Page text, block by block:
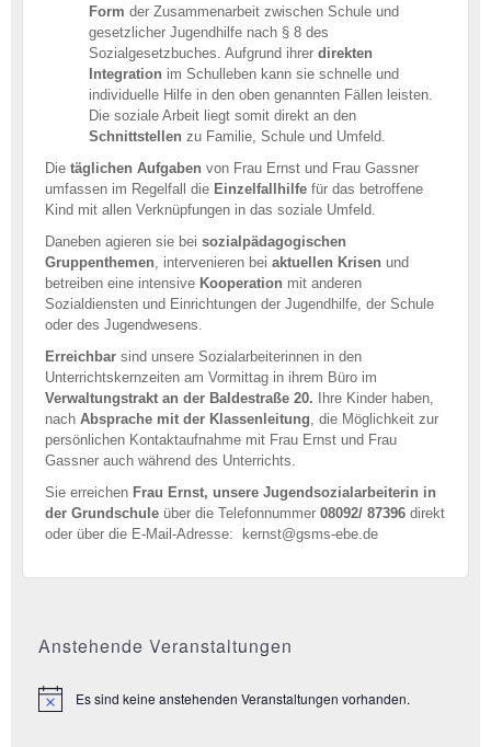
Form der Zusammenarbeit zwischen Schu­­le und
gesetzlicher Jugendhilfe nach § 8 des
Sozialgesetzbuches. Aufgrund ihrer direk­ten
Integration im Schulleben kann sie schnelle und
individuelle Hilfe in den oben ge­nann­ten Fällen leisten.
Die soziale Arbeit liegt somit direkt an den
Schnittstellen zu Familie, Schu­le und Umfeld.
Die täglichen Aufgaben von Frau Ernst und Frau Gassner
umfassen im Regelfall die Einzelfallhilfe für das betroffene
Kind mit allen Verknüpfungen in das soziale Umfeld.
Daneben agieren sie bei sozial­päda­gogischen
Gruppenthemen, intervenieren bei aktuellen Krisen und
betreiben eine in­ten­sive Koo­pe­ration mit anderen
Sozialdiensten und Einrich­tungen der Jugendhilfe, der Schule
oder des Jugendwesens.
Erreichbar sind unsere Sozialarbeiterinnen in den
Unterrichtskernzeiten am Vormittag in ihrem Büro im
Verwaltungstrakt an der Baldestraße 20. Ihre Kinder haben,
nach Absprache mit der Klassenleitung, die Möglichkeit zur
persönlichen Kontaktaufnahme mit Frau Ernst und Frau
Gassner auch während des Unterrichts.
Sie erreichen Frau Ernst, unsere Jugendsozialarbeiterin in
der Grundschule über die Telefonnummer 08092/ 87396 direkt
oder über die E-Mail-Adresse: kernst@gsms-ebe.de
Anstehende Veranstaltungen
HinweisEs sind keine anstehenden Veranstaltungen vorhanden.